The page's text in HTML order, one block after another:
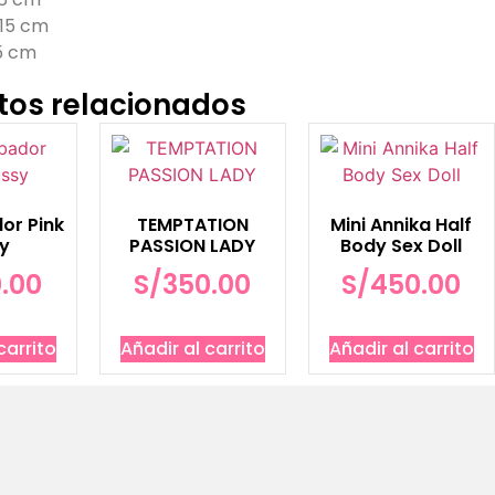
cm
cm
relacionados
Pink
TEMPTATION
PASSION LADY
S/350.00
Añadir al carrito
Mini Annika Half
Body Sex Doll
S/450.00
Añadir al carrito